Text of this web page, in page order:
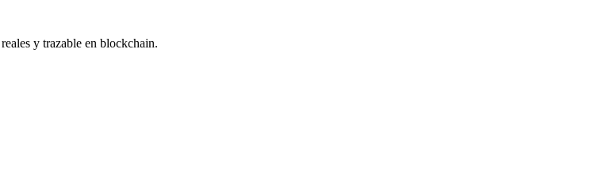
y trazable en blockchain.